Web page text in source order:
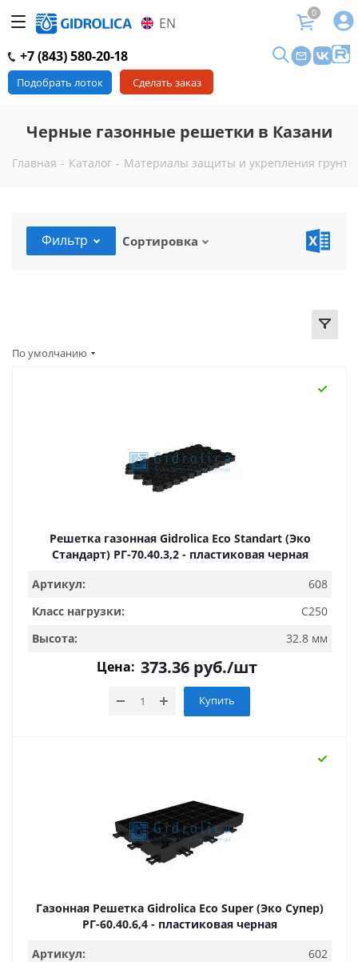
EN
0
+7 (843) 580-20-18
Подобрать лоток Сделать заказ
Черные газонные решетки в Казани
Главная - Каталог - Материалы защиты и укрепления грунта
Фильтр Сортировка
По умолчанию
Решетка газонная Gidrolica Eco Standart (Эко
Стандарт) РГ-70.40.3,2 - пластиковая черная
Артикул:
608
Класс нагрузки:
C250
Высота:
32.8 мм
Цена: 373.36 руб./шт
Купить
Газонная Решетка Gidrolica Eco Super (Эко Супер)
РГ-60.40.6,4 - пластиковая черная
Артикул:
602